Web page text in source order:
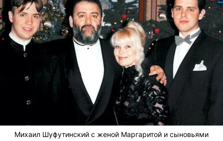
Михаил Шуфутинский с женой Маргаритой и сыновьями